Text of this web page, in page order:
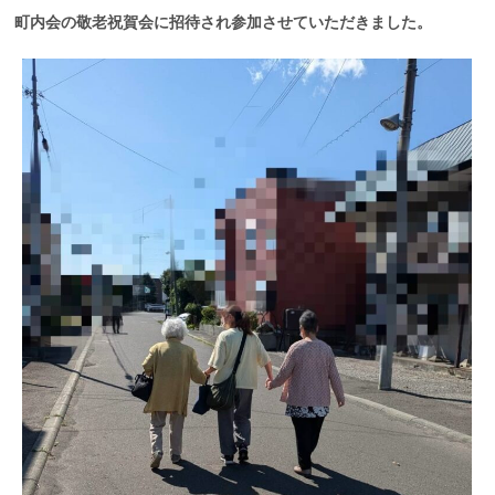
町内会の敬老祝賀会に招待され参加させていただきました。